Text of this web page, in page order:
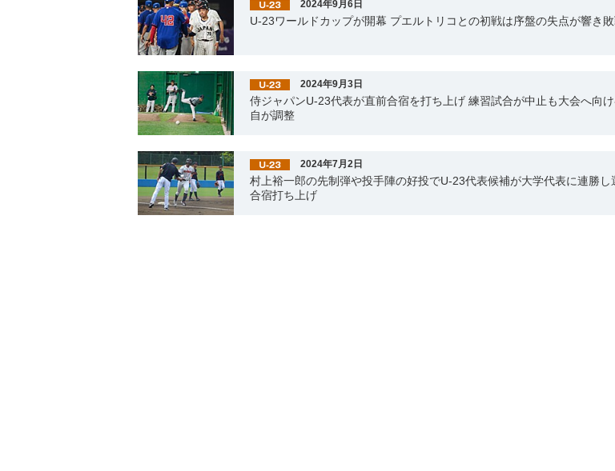
2024年9月6日
U-23ワールドカップが開幕 プエルトリコとの初戦は序盤の失点が響き
2024年9月3日
侍ジャパンU-23代表が直前合宿を打ち上げ 練習試合が中止も大会へ向
自が調整
2024年7月2日
村上裕一郎の先制弾や投手陣の好投でU-23代表候補が大学代表に連勝し
合宿打ち上げ